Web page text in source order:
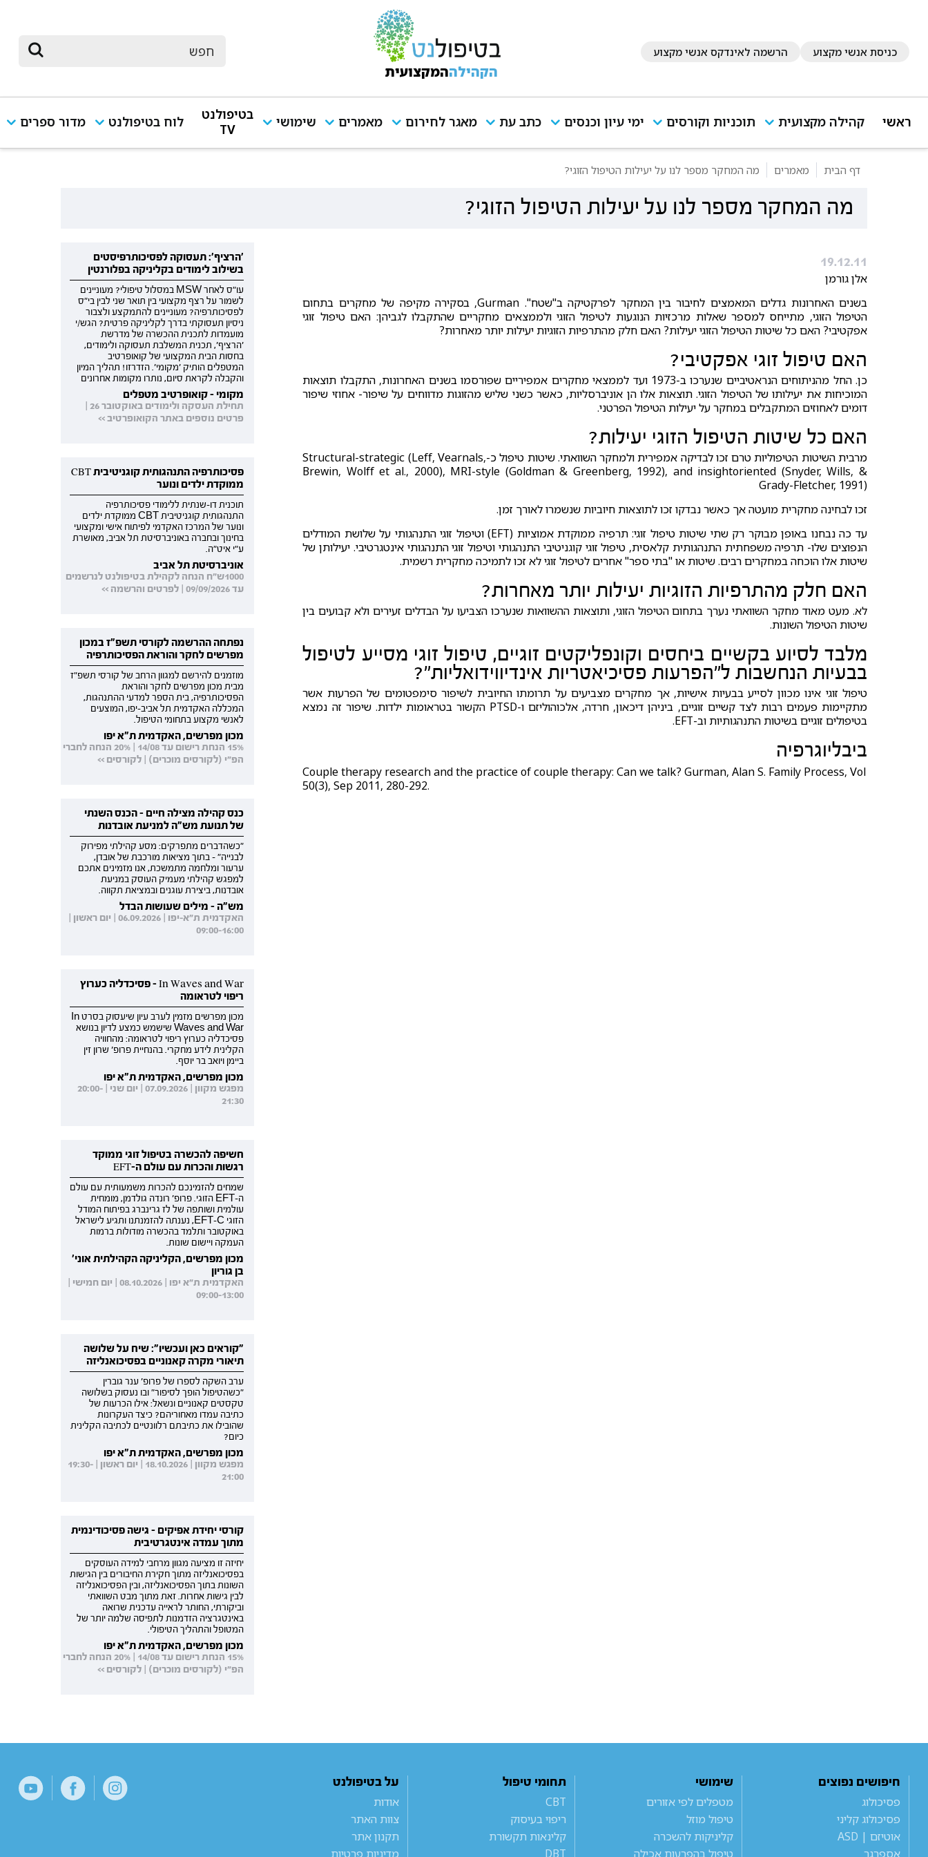
כניסת אנשי מקצוע הרשמה לאינדקס אנשי מקצוע
הקהילההמקצועית
ראשי קהילה מקצועית תוכניות וקורסים ימי עיון וכנסים כתב עת מאגר לחירום מאמרים שימושי
בטיפולנט
TV
לוח בטיפולנט מדור ספרים
דף הבית מאמרים מה המחקר מספר לנו על יעילות הטיפול הזוגי?
מה המחקר מספר לנו על יעילות הטיפול הזוגי?
19.12.11
אלן גורמן
בשנים האחרונות גדלים המאמצים לחיבור בין המחקר לפרקטיקה ב"שטח". Gurman, בסקירה מקיפה של מחקרים בתחום
הטיפול הזוגי, מתייחס למספר שאלות מרכזיות הנוגעות לטיפול הזוגי ולממצאים מחקריים שהתקבלו לגביהן: האם טיפול זוגי
אפקטיבי? האם כל שיטות הטיפול הזוגי יעילות? האם חלק מהתרפיות הזוגיות יעילות יותר מאחרות?
האם טיפול זוגי אפקטיבי?
כן. החל מהניתוחים הנראטיביים שנערכו ב-1973 ועד לממצאי מחקרים אמפיריים שפורסמו בשנים האחרונות, התקבלו תוצאות
המוכיחות את יעילותו של הטיפול הזוגי. תוצאות אלו הן אוניברסליות, כאשר כשני שליש מהזוגות מדווחים על שיפור- אחוזי שיפור
דומים לאחוזים המתקבלים במחקר על יעילות הטיפול הפרטני.
האם כל שיטות הטיפול הזוגי יעילות?
מרבית השיטות הטיפוליות טרם זכו לבדיקה אמפירית ולמחקר השוואתי. שיטות טיפול כ-Structural-strategic (Leff, Vearnals,
Brewin, Wolff et al., 2000), MRI-style (Goldman & Greenberg, 1992), and insightoriented (Snyder, Wills, &
Grady-Fletcher, 1991)
זכו לבחינה מחקרית מועטה אך כאשר נבדקו זכו לתוצאות חיוביות שנשמרו לאורך זמן.
עד כה נבחנו באופן מבוקר רק שתי שיטות טיפול זוגי: תרפיה ממוקדת אמוציות (EFT) וטיפול זוגי התנהגותי על שלושת המודלים
הנפוצים שלו- תרפיה משפחתית התנהגותית קלאסית, טיפול זוגי קוגניטיבי התנהגותי וטיפול זוגי התנהגותי אינטגרטיבי. יעילותן של
שיטות אלו הוכחה במחקרים רבים. שיטות או "בתי ספר" אחרים לטיפול זוגי לא זכו לתמיכה מחקרית רשמית.
האם חלק מהתרפיות הזוגיות יעילות יותר מאחרות?
לא. מעט מאוד מחקר השוואתי נערך בתחום הטיפול הזוגי, ותוצאות ההשוואות שנערכו הצביעו על הבדלים זעירים ולא קבועים בין
שיטות הטיפול השונות.
מלבד לסיוע בקשיים ביחסים וקונפליקטים זוגיים, טיפול זוגי מסייע לטיפול
בבעיות הנחשבות ל"הפרעות פסיכיאטריות אינדיווידואליות"?
טיפול זוגי אינו מכוון לסייע בבעיות אישיות, אך מחקרים מצביעים על תרומתו החיובית לשיפור סימפטומים של הפרעות אשר
מתקיימות פעמים רבות לצד קשיים זוגיים, ביניהן דיכאון, חרדה, אלכוהוליזם ו-PTSD הקשור בטראומות ילדות. שיפור זה נמצא
בטיפולים זוגיים בשיטות התנהגותיות וב-EFT.
ביבליוגרפיה
Couple therapy research and the practice of couple therapy: Can we talk? Gurman, Alan S. Family Process, Vol
50(3), Sep 2011, 280-292.
'הרציף': תעסוקה לפסיכותרפיסטים
בשילוב לימודים בקליניקה בפלורנטין
עו"ס לאחר MSW במסלול טיפולי? מעוניינים
לשמור על רצף מקצועי בין תואר שני לבין בי"ס
לפסיכותרפיה? מעוניינים להתמקצע ולצבור
ניסיון תעסוקתי בדרך לקליניקה פרטית? הגש/י
מועמדות לתכנית ההכשרה של מדרשת
'הרציף', תכנית המשלבת תעסוקה ולימודים,
בחסות הבית המקצועי של קואופרטיב
המטפלים הותיק 'מקומי'. הזדרזו! תהליך המיון
והקבלה לקראת סיום, נותרו מקומות אחרונים
מקומי - קואופרטיב מטפלים
תחילת העסקה ולימודים באוקטובר 26 |
פרטים נוספים באתר הקואופרטיב >>
פסיכותרפיה התנהגותית קוגניטיבית CBT
ממוקדת ילדים ונוער
תוכנית דו-שנתית ללימודי פסיכותרפיה
התנהגותית קוגניטיבית CBT ממוקדת ילדים
ונוער של המרכז האקדמי לפיתוח אישי ומקצועי
בחינוך ובחברה באוניברסיטת תל אביב, מאושרת
ע"י איט"ה.
אוניברסיטת תל אביב
1000ש"ח הנחה לקהילת בטיפולנט לנרשמים
עד 09/09/2026 | לפרטים והרשמה >>
נפתחה ההרשמה לקורסי תשפ"ז במכון
מפרשים לחקר והוראת הפסיכותרפיה
מוזמנים להירשם למגוון הרחב של קורסי תשפ"ז
מבית מכון מפרשים לחקר והוראת
הפסיכותרפיה, בית הספר למדעי ההתנהגות,
המכללה האקדמית תל אביב-יפו, המוצעים
לאנשי מקצוע בתחומי הטיפול.
מכון מפרשים, האקדמית ת"א יפו
15% הנחת רישום עד 14/08 | 20% הנחה לחברי
הפ"י (לקורסים מוכרים) | לקורסים >>
כנס קהילה מצילה חיים - הכנס השנתי
של תנועת מש"ה למניעת אובדנות
"כשהדברים מתפרקים: מסע קהילתי מפירוק
לבנייה" - בתוך מציאות מורכבת של אובדן,
ערעור ומלחמה מתמשכת, אנו מזמינים אתכם
למפגש קהילתי מעמיק העוסק במניעת
אובדנות, ביצירת עוגנים ובמציאת תקווה.
מש"ה - מילים שעושות הבדל
האקדמית ת"א-יפו | 06.09.2026 | יום ראשון |
09:00-16:00
In Waves and War - פסיכדליה כערוץ
ריפוי לטראומה
מכון מפרשים מזמין לערב עיון שיעסוק בסרט In
Waves and War שישמש כמצע לדיון בנושא
פסיכדליה כערוץ ריפוי לטראומה: מהחוויה
הקלינית לידע מחקרי. בהנחיית פרופ' שרון זין
ביימן ויואב בר יוסף.
מכון מפרשים, האקדמית ת"א יפו
מפגש מקוון | 07.09.2026 | יום שני | 20:00-
21:30
חשיפה להכשרה בטיפול זוגי ממוקד
רגשות והכרות עם עולם ה-EFT
שמחים להזמינכם להכרות משמעותית עם עולם
ה-EFT הזוגי. פרופ' רונדה גולדמן, מומחית
עולמית ושותפה של לז גרינברג בפיתוח המודל
הזוגי EFT-C, נענתה להזמנתנו ותגיע לישראל
באוקטובר ותלמד בהכשרה מודולות ברמות
העמקה ויישום שונות.
מכון מפרשים, הקליניקה הקהילתית אוני'
בן גוריון
האקדמית ת"א יפו | 08.10.2026 | יום חמישי |
09:00-13:00
"קוראים כאן ועכשיו": שיח על שלושה
תיאורי מקרה קאנוניים בפסיכואנליזה
ערב השקה לספרו של פרופ' ענר גוברין
"כשהטיפול הופך לסיפור" ובו נעסוק בשלושה
טקסטים קאנוניים ונשאל: אילו הכרעות של
כתיבה עמדו מאחוריהם? כיצד העקרונות
שהובילו את כתיבתם רלוונטיים לכתיבה הקלינית
כיום?
מכון מפרשים, האקדמית ת"א יפו
מפגש מקוון | 18.10.2026 | יום ראשון | 19:30-
21:00
קורסי יחידת אפיקים - גישה פסיכודינמית
מתוך עמדה אינטגרטיבית
יחיזה זו מציעה מגוון מרחבי למידה העוסקים
בפסיכואנליזה מתוך חקירת החיבורים בין הגישות
השונות בתוך הפסיכואנליזה, ובין הפסיכואנליזה
לבין גישות אחרות. זאת מתוך מבט השוואתי
וביקורתי, החותר לראייה עדכנית שרואה
באינטגרציה הזדמנות לתפיסה שלמה יותר של
המטופל והתהליך הטיפולי.
מכון מפרשים, האקדמית ת"א יפו
15% הנחת רישום עד 14/08 | 20% הנחה לחברי
הפ"י (לקורסים מוכרים) | לקורסים >>
חיפושים נפוצים
פסיכולוג
פסיכולוג קליני
אוטיזם | ASD
אספרגר
שימושי
מטפלים לפי אזורים
טיפול מוזל
קליניקות להשכרה
טיפול בהפרעות אכילה
תחומי טיפול
CBT
ריפוי בעיסוק
קלינאות תקשורת
DBT
על בטיפולנט
אודות
צוות האתר
תקנון אתר
מדיניות פרטיות